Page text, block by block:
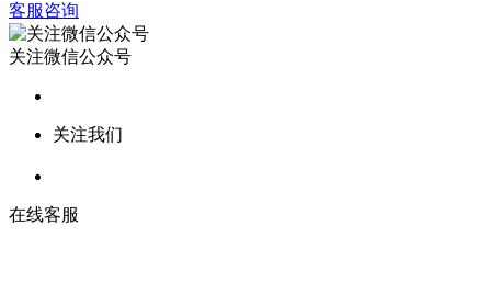
客服咨询
关注微信公众号
关注我们
在线客服